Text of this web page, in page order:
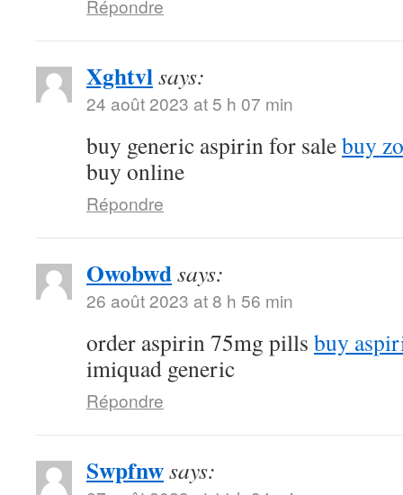
Répondre
Xghtvlsays:
24 août 2023 at 5 h 07 min
buy generic aspirin for salebuy
buy online
Répondre
Owobwdsays:
26 août 2023 at 8 h 56 min
order aspirin 75mg pills buy
imiquad generic
Répondre
Swpfnwsays: